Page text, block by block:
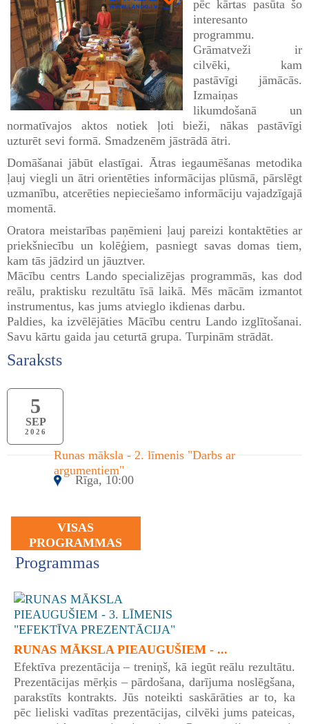
pēc kārtas pasūta šo
interesanto
programmu.
Grāmatveži ir
cilvēki, kam
pastāvīgi jāmācās.
Izmaiņas
likumdošanā un
normatīvajos aktos notiek ļoti bieži, nākas pastāvīgi
uzturēt sevi formā. Smadzenēm jāstrādā ātri.
Domāšanai jābūt elastīgai. Ātras iegaumēšanas metodika
ļauj viegli un ātri orientēties informācijas plūsmā, pārslēgt
uzmanību, atcerēties nepieciešamo informāciju vajadzīgajā
momentā.
Oratora meistarības paņēmieni ļauj pareizi kontaktēties ar
priekšniecību un kolēģiem, pasniegt savas domas tiem,
kam tās jādzird un jāuztver.
Mācību centrs Lando specializējas programmās, kas dod
reālu, praktisku rezultātu īsā laikā. Mēs mācām izmantot
instrumentus, kas jums atvieglo ikdienas darbu.
Paldies, ka izvēlējāties Mācību centru Lando izglītošanai.
Savu kārtu gaida jau ceturtā grupa. Turpinām strādāt.
Saraksts
5
SEP
2026
Runas māksla - 2. līmenis "Darbs ar
argumentiem"
Rīga, 10:00
VISAS
PROGRAMMAS
Programmas
RUNAS MĀKSLA PIEAUGUŠIEM - ...
Efektīva prezentācija – treniņš, kā iegūt reālu rezultātu.
Prezentācijas mērķis – pārdošana, darījuma noslēgšana,
parakstīts kontrakts. Jūs noteikti saskārāties ar to, ka
pēc lieliski vadītas prezentācijas, cilvēki jums pateicas,